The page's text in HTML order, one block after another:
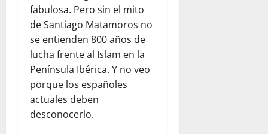
fabulosa. Pero sin el mito
de Santiago Matamoros no
se entienden 800 años de
lucha frente al Islam en la
Península Ibérica. Y no veo
porque los españoles
actuales deben
desconocerlo.